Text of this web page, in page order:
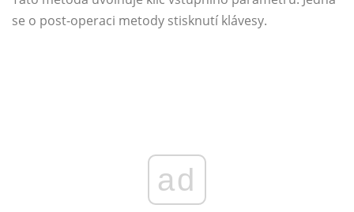
se o post-operaci metody stisknutí klávesy.
ad